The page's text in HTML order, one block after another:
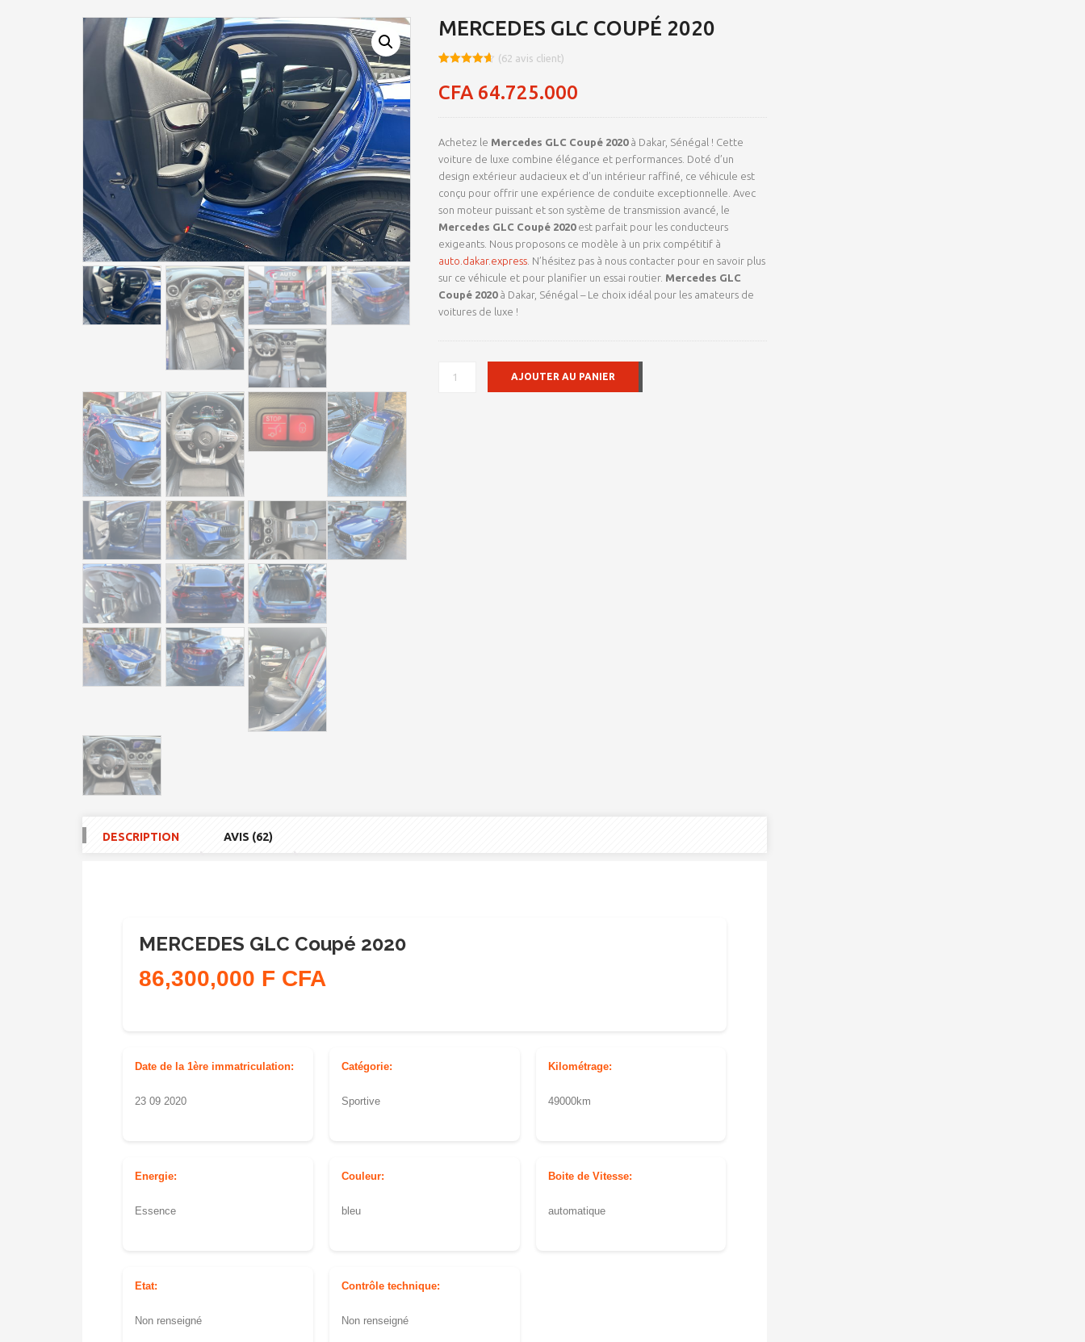
MERCEDES GLC COUPÉ 2020
sur 5
basé sur
client
(62 avis client)
CFA64.725.000
Achetez le Mercedes GLC Coupé 2020à Dakar, Sénégal ! Cette
voiture de luxe combine élégance et performances. Doté d’un
design extérieur audacieux et d’un intérieur raffiné, ce véhicule est
conçu pour offrir une expérience de conduite exceptionnelle. Avec
son moteur puissant et son système de transmission avancé, le
Mercedes GLC Coupé 2020est parfait pour les conducteurs
exigeants. Nous proposons ce modèle à un prix compétitif à
auto.dakar.express. N’hésitez pas à nous contacter pour en savoir plus
sur ce véhicule et pour planifier un essai routier. Mercedes GLC
Coupé 2020à Dakar, Sénégal – Le choix idéal pour les amateurs de
voitures de luxe !
QUANTITÉ
AJOUTER AU PANIER
DESCRIPTION AVIS (62)
MERCEDES GLC Coupé 2020
86,300,000 F CFA
Date de la 1ère immatriculation:
23 09 2020
Catégorie:
Sportive
Kilométrage:
49000km
Energie:
Essence
Couleur:
bleu
Boite de Vitesse:
automatique
Etat:
Non renseigné
Contrôle technique:
Non renseigné